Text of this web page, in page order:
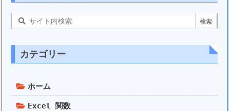
検索
カテゴリー
ホーム
Excel 関数